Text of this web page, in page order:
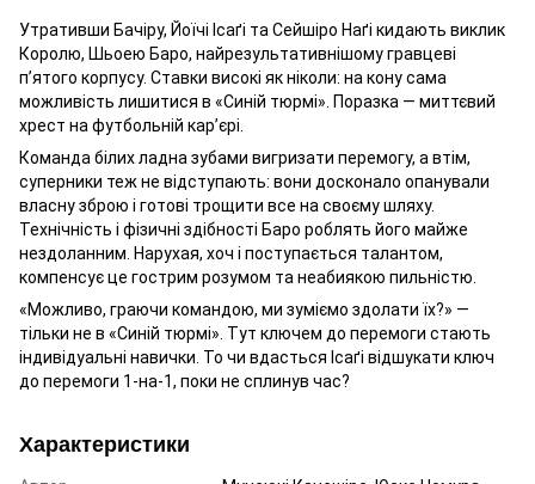
Утративши Бачіру, Йоїчі Ісаґі та Сейшіро Наґі кидають виклик
Королю, Шьоею Баро, найрезультативнішому гравцеві
п’ятого корпусу. Ставки високі як ніколи: на кону сама
можливість лишитися в «Синій тюрмі». Поразка — миттєвий
хрест на футбольній кар’єрі.
Команда білих ладна зубами вигризати перемогу, а втім,
суперники теж не відступають: вони досконало опанували
власну зброю і готові трощити все на своєму шляху.
Технічність і фізичні здібності Баро роблять його майже
нездоланним. Нарухая, хоч і поступається талантом,
компенсує це гострим розумом та неабиякою пильністю.
«Можливо, граючи командою, ми зуміємо здолати їх?» —
тільки не в «Синій тюрмі». Тут ключем до перемоги стають
індивідуальні навички. То чи вдасться Ісаґі відшукати ключ
до перемоги 1-на-1, поки не сплинув час?
Характеристики